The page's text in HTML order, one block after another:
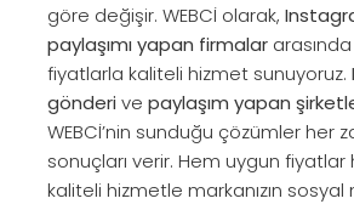
göre değişir. WEBCİ olarak,
paylaşımı yapan firmalar
fiyatlarla kaliteli hizmet sunuyoruz.
gönderi ve paylaşım yapan
WEBCİ’nin sunduğu çözümler her
sonuçları verir. Hem uygun
kaliteli hizmetle markanızın